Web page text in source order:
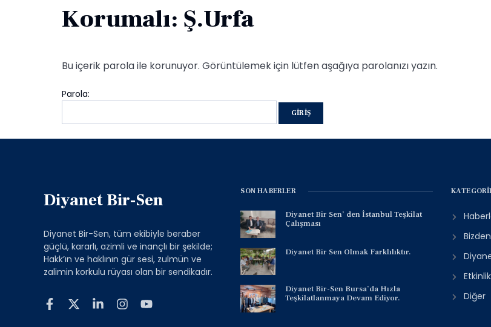
Korumalı: Ş.Urfa
Bu içerik parola ile korunuyor. Görüntülemek için lütfen aşağıya parolanızı yazın.
Parola:
SON HABERLER
Diyanet Bir Sen’ den İstanbul Teşkilat
Çalışması
Diyanet Bir Sen Olmak Farklılıktır.
Diyanet Bir-Sen Bursa’da Hızla
Teşkilatlanmaya Devam Ediyor.
Diğer
Diyanet Bir-Sen
Diyanet Bir-Sen, tüm ekibiyle beraber
güçlü, kararlı, azimli ve inançlı bir şekilde;
Hakk’ın ve haklının gür sesi, zulmün ve
zalimin korkulu rüyası olan bir sendikadır.